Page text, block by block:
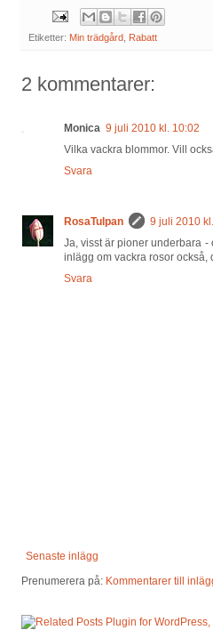
Etiketter: Min trädgård Rabatt
2 kommentarer:
Monica 9 juli 2010 kl. 10:02
Vilka vackra blommor. Vill
Svara
RosaTulpan
9 juli 2010
Ja, visst är pioner underbara -
inlägg om vackra rosor också,
Svara
Senaste inlägg
Prenumerera på: Kommentarer till